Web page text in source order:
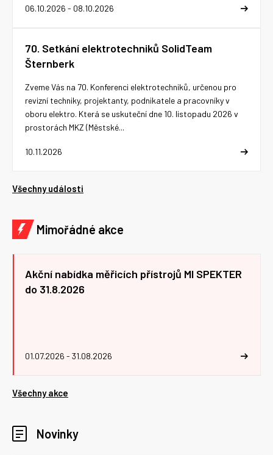
06.10.2026 - 08.10.2026
70. Setkání elektrotechniků SolidTeam
Šternberk
10.11.2026
Zveme Vás na 70. Konferenci elektrotechniků, určenou pro
revizní techniky, projektanty, podnikatele a pracovníky v
oboru elektro. Která se uskuteční dne 10. listopadu 2026 v
prostorách MKZ (Městské...
Všechny události
Mimořádné akce
Akční nabídka měřicích přístrojů MI SPEKTER
do 31.8.2026
01.07.2026 - 31.08.2026
Všechny akce
Novinky